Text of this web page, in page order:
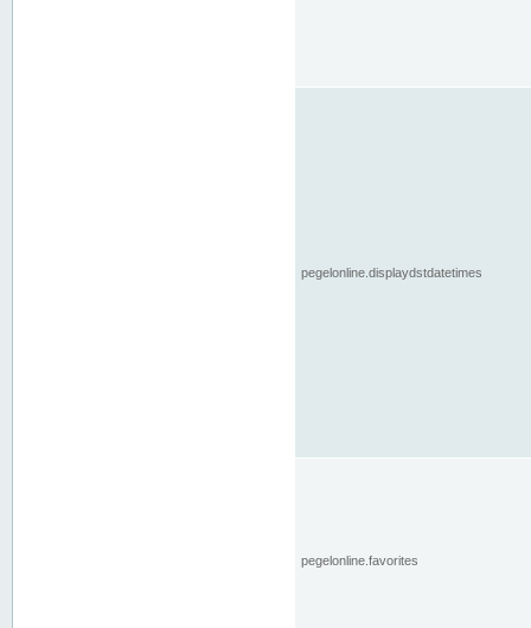
pegelonline.displaydstdatetimes
pegelonline.favorites